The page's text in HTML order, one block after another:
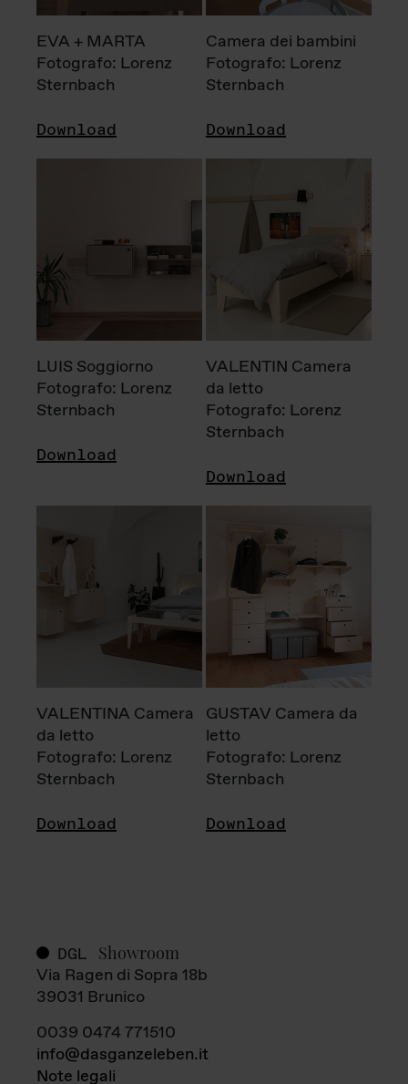
EVA + MARTA
Fotografo: Lorenz
Sternbach
Download
Camera dei bambini
Fotografo: Lorenz
Sternbach
Download
LUIS Soggiorno
Fotografo: Lorenz
Sternbach
Download
VALENTIN Camera
da letto
Fotografo: Lorenz
Sternbach
Download
VALENTINA Camera
da letto
Fotografo: Lorenz
Sternbach
Download
GUSTAV Camera da
letto
Fotografo: Lorenz
Sternbach
Download
DGL Showroom
Via Ragen di Sopra 18b
39031 Brunico
0039 0474 771510
info@dasganzeleben.it
Note legali